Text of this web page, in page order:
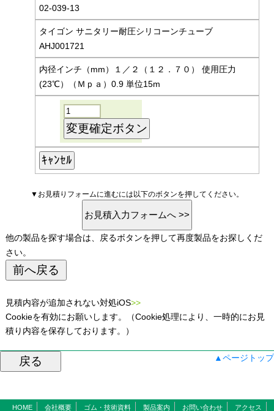
02-039-13
タイゴン サニタリー耐圧シリコーンチューブ
AHJ001721
内径インチ（mm）１／２（１２．７０） 使用圧力
(23℃）（Ｍｐａ）0.9 単位15m
▼お見積りフォームに進むには以下のボタンを押してください。
他の製品を探す場合は、戻るボタンを押して再度製品をお探しくだ
さい。
見積内容が追加されない対処iOS>>
Cookieを有効にお願いします。（Cookie処理により、一時的にお見
積り内容を保存しております。）
▲ページトップ
HOME 会社概要 ゴム・技術資料 製品案内 お問い合わせ アクセス